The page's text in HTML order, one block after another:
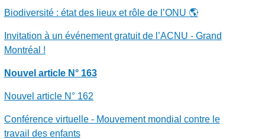
Biodiversité : état des lieux et rôle de l’ONU 🌎
Invitation à un événement gratuit de l’ACNU - Grand
Montréal !
Nouvel article N° 163
Nouvel article N° 162
Conférence virtuelle - Mouvement mondial contre le
travail des enfants